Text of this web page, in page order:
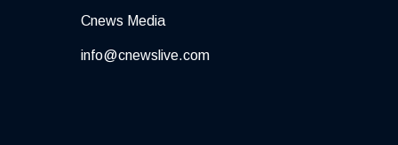
Cnews Media
info@cnewslive.com